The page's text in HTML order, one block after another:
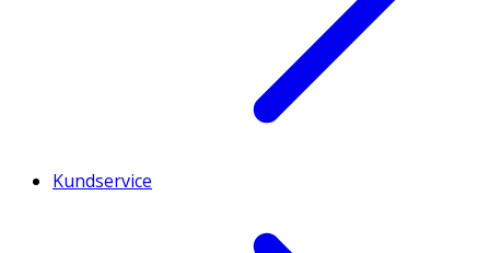
Kundservice